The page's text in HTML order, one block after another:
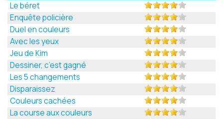
Le béret
Enquête policière
Duel en couleurs
Avec les yeux
Jeu de Kim
Dessiner, c’est gagné
Les 5 changements
Disparaissez
Couleurs cachées
La course aux couleurs